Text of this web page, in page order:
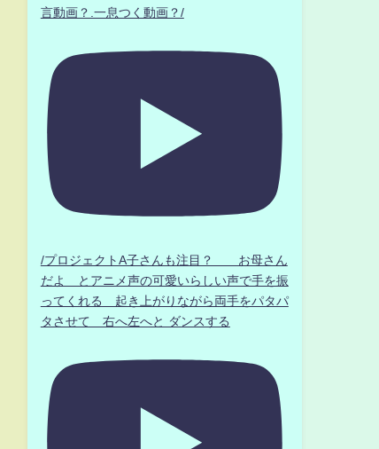
言動画？.一息つく動画？/
/プロジェクトA子さんも注目？ お母さん
だよ とアニメ声の可愛いらしい声で手を振
ってくれる 起き上がりながら両手をパタパ
タさせて 右へ左へと ダンスする